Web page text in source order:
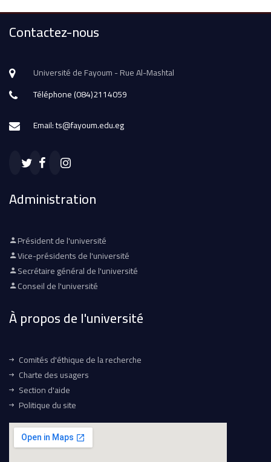
Contactez-nous
Université de Fayoum - Rue Al-Mashtal
Téléphone (084)2114059
Email: ts@fayoum.edu.eg
Administration
Président de l'université
Vice-présidents de l'université
Secrétaire général de l'université
Conseil de l'université
À propos de l'université
Comités d'éthique de la recherche
Charte des usagers
Section d'aide
Politique du site